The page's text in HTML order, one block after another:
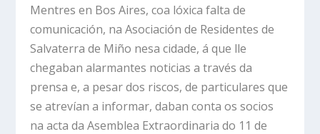
Mentres en Bos Aires, coa lóxica falta de
comunicación, na Asociación de Residentes de
Salvaterra de Miño nesa cidade, á que lle
chegaban alarmantes noticias a través da
prensa e, a pesar dos riscos, de particulares que
se atrevían a informar, daban conta os socios
na acta da Asemblea Extraordinaria do 11 de